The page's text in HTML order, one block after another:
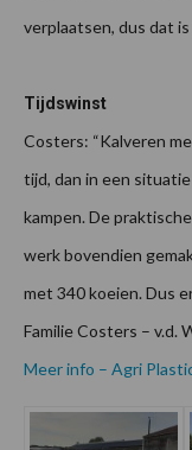
verplaatsen, dus dat is
Tijdswinst
Costers: “Kalveren
tijd, dan in een
kampen. De
werk bovendien
met 340 koeien. Dus
Familie Costers – v.d.
Meer info – Agri